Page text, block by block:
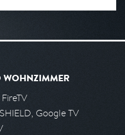
WOHNZIMMER
Google TV